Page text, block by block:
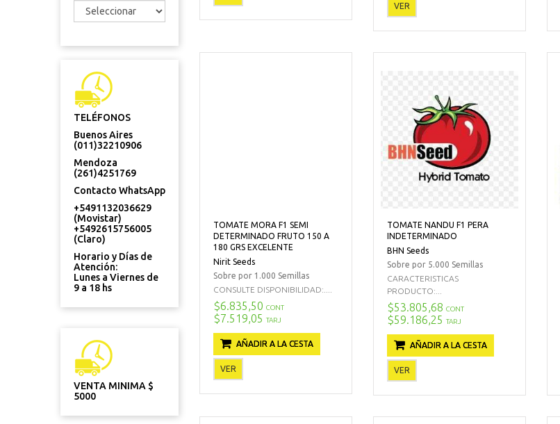
TELÉFONOS
Buenos Aires
(011)32210906
Mendoza
(261)4251769
Contacto WhatsApp
+5491132036629
(Movistar)
+5492615756005
(Claro)
Horario y Días de
Atención:
Lunes a Viernes de
9 a 18 hs
VENTA MINIMA $
5000
VER
TOMATE MORA F1 SEMI
DETERMINADO FRUTO 150 A
180 GRS EXCELENTE
Nirit Seeds
Sobre por 1.000 Semillas
CONSULTE DISPONIBILIDAD:....
$6.835,50 CONT
$7.519,05 TARJ
AÑADIR A LA CESTA
VER
TOMATE NANDU F1 PERA
INDETERMINADO
BHN Seeds
Sobre por 5.000 Semillas
CARACTERISTICAS
PRODUCTO:...
$53.805,68 CONT
$59.186,25 TARJ
AÑADIR A LA CESTA
VER